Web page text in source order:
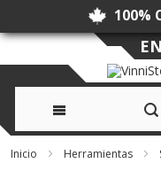
100%
Inicio Herramientas